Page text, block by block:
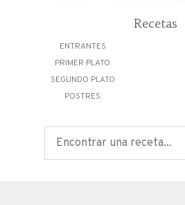
Recetas
ENTRANTES
PRIMER PLATO
SEGUNDO PLATO
POSTRES